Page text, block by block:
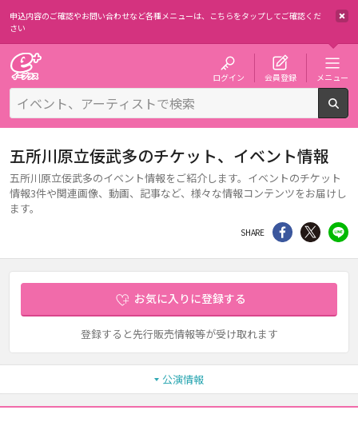
申込内容のご確認やお問い合わせなど各種メニューは、 こちらをタップしてご確認くだ
さい
ログイン 会員登録 メニュー
五所川原立佞武多のチケット、イベント情報
五所川原立佞武多のイベント情報をご紹介します。イベントのチケット
情報3件や関連画像、動画、記事など、様々な情報コンテンツをお届けし
ます。
SHARE シェア Twitter
お気に入りに登録する
登録すると先行販売情報等が受け取れます
公演情報